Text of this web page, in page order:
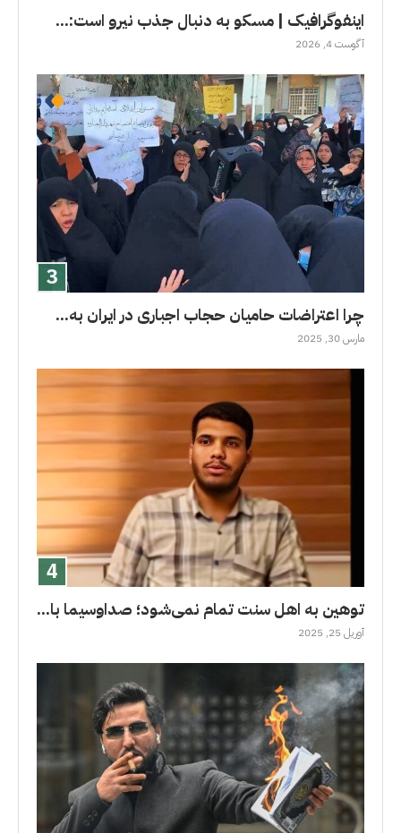
اینفوگرافیک | مسکو به دنبال جذب نیرو است:...
آگوست 4, 2026
چرا اعتراضات حامیان حجاب اجباری در ایران به...
مارس 30, 2025
توهین به اهل سنت تمام نمی‌شود؛ صداوسیما با...
آوریل 25, 2025